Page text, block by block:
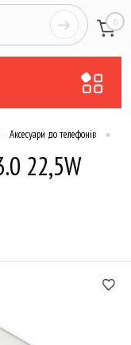
0
Аксесуари до телефонів •
22,5W